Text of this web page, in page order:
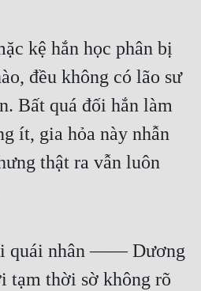
kệ hắn học phân bị
đều không có lão sư
Bất quá đối hắn làm
ít, gia hỏa này nhẫn
thật ra vẫn luôn
quái nhân —— Dương
tạm thời sờ không rõ